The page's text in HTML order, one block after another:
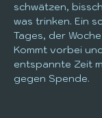
schwätzen,
was trinken. Ein
Tages, der
Kommt vorbei
entspannte Zeit
gegen Spende.